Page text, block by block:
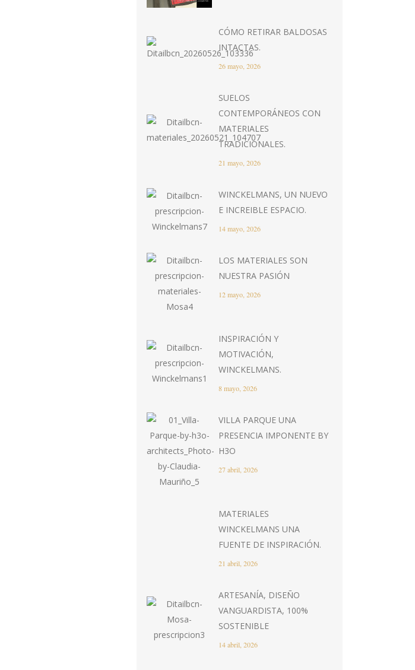
CÓMO RETIRAR BALDOSAS
INTACTAS.
26 mayo, 2026
SUELOS
CONTEMPORÁNEOS CON
MATERIALES
TRADICIONALES.
21 mayo, 2026
WINCKELMANS, UN NUEVO
E INCREIBLE ESPACIO.
14 mayo, 2026
LOS MATERIALES SON
NUESTRA PASIÓN
12 mayo, 2026
INSPIRACIÓN Y
MOTIVACIÓN,
WINCKELMANS.
8 mayo, 2026
VILLA PARQUE UNA
PRESENCIA IMPONENTE BY
H3O
27 abril, 2026
MATERIALES
WINCKELMANS UNA
FUENTE DE INSPIRACIÓN.
21 abril, 2026
ARTESANÍA, DISEÑO
VANGUARDISTA, 100%
SOSTENIBLE
14 abril, 2026